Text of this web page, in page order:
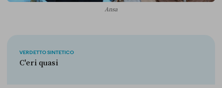
Ansa
VERDETTO SINTETICO
C'eri quasi